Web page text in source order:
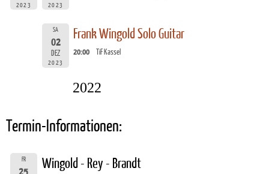
2023 2023
SA
02
DEZ
2023
Frank Wingold Solo Guitar
20:00 TiF Kassel
2022
Termin-Informationen:
FR Wingold - Rey - Brandt